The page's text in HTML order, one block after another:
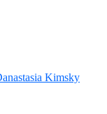
Kimsky